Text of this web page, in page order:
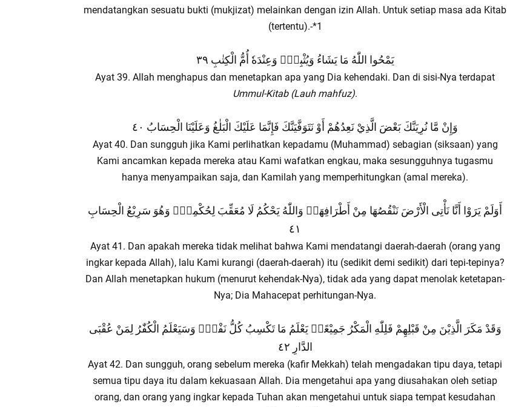
mendatangkan sesuatu bukti (mukjizat) melainkan dengan izin Allah. Untuk setiap masa ada Kitab
(tertentu).-*1
يَمْحُوا اللّٰهُ مَا يَشَاءُ وَيُثْبِتُۚ وَعِنْدَهٗ أُمُّ الْكِتٰبِ ٣٩
Ayat 39. Allah menghapus dan menetapkan apa yang Dia kehendaki. Dan di sisi-Nya terdapat
Ummul-Kitab (Lauh mahfuz).
وَإِنْ مَّا نُرِيَنَّكَ بَعْضَ الَّذِيْ نَعِدُهُمْ أَوْ نَتَوَفَّيَنَّكَ فَإِنَّمَا عَلَيْكَ الْبَلٰغُ وَعَلَيْنَا الْحِسَابُ ٤٠
Ayat 40. Dan sungguh jika Kami perlihatkan kepadamu (Muhammad) sebagian (siksaan) yang
Kami ancamkan kepada mereka atau Kami wafatkan engkau, maka sesungguhnya tugasmu
hanya menyampaikan saja, dan Kamilah yang memperhitungkan (amal mereka).
أَوَلَمْ يَرَوْا أَنَّا نَأْتِى الْأَرْضَ نَنْقُصُهَا مِنْ أَطْرَافِهَاۗ وَاللّٰهُ يَحْكُمُ لَا مُعَقِّبَ لِحُكْمِهٖۗ وَهُوَ سَرِيْعُ الْحِسَابِ
٤١
Ayat 41. Dan apakah mereka tidak melihat bahwa Kami mendatangi daerah-daerah (orang yang
ingkar kepada Allah), lalu Kami kurangi (daerah-daerah) itu (sedikit demi sedikit) dari tepi-tepinya?
Dan Allah menetapkan hukum (menurut kehendak-Nya), tidak ada yang dapat menolak ketetapan-
Nya; Dia Mahacepat perhitungan-Nya.
وَقَدْ مَكَرَ الَّذِيْنَ مِنْ قَبْلِهِمْ فَلِلّٰهِ الْمَكْرُ جَمِيْعًاۗ يَعْلَمُ مَا تَكْسِبُ كُلُّ نَفْسٍۗ وَسَيَعْلَمُ الْكُفّٰرُ لِمَنْ عُقْبَى
الدَّارِ ٤٢
Ayat 42. Dan sungguh, orang sebelum mereka (kafir Mekkah) telah mengadakan tipu daya, tetapi
semua tipu daya itu dalam kekuasaan Allah. Dia mengetahui apa yang diusahakan oleh setiap
orang, dan orang yang ingkar kepada Tuhan akan mengetahui untuk siapa tempat kesudahan